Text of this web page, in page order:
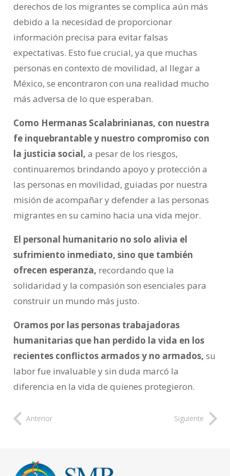
derechos de los migrantes se complica aún más
debido a la necesidad de proporcionar
información precisa para evitar falsas
expectativas. Esto fue crucial, ya que muchas
personas en contexto de movilidad, al llegar a
México, se encontraron con una realidad mucho
más adversa de lo que esperaban.
Como Hermanas Scalabrinianas, con nuestra
fe inquebrantable y nuestro compromiso con
la justicia social, a pesar de los riesgos,
continuaremos brindando apoyo y protección a
las personas en movilidad, guiadas por nuestra
misión de acompañar y defender a las personas
migrantes en su camino hacia una vida mejor.
El personal humanitario no solo alivia el
sufrimiento inmediato, sino que también
ofrecen esperanza, recordando que la
solidaridad y la compasión son esenciales para
construir un mundo más justo.
Oramos por las personas trabajadoras
humanitarias que han perdido la vida en los
recientes conflictos armados y no armados, su
labor fue invaluable y sin duda marcó la
diferencia en la vida de quienes protegieron.
Anterior Siguiente